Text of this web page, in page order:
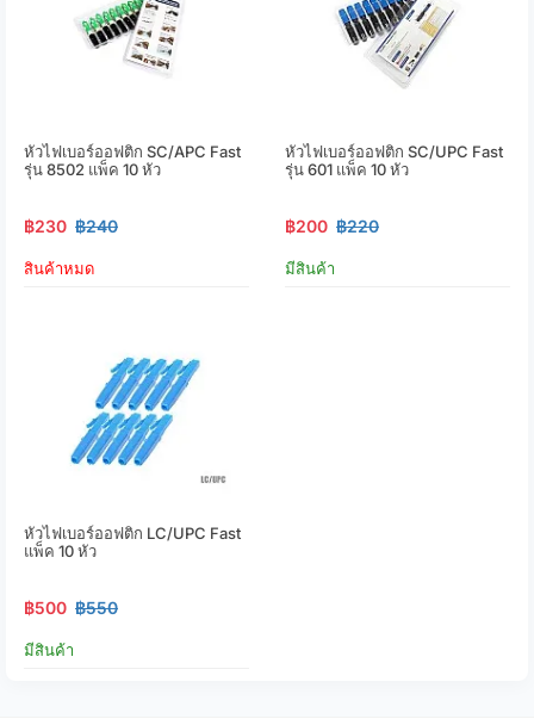
หัวไฟเบอร์ออฟติก SC/APC Fast
รุ่น 8502 แพ็ค 10 หัว
฿230 ฿240
สินค้าหมด
หัวไฟเบอร์ออฟติก SC/UPC Fast
รุ่น 601 แพ็ค 10 หัว
฿200 ฿220
มีสินค้า
หัวไฟเบอร์ออฟติก LC/UPC Fast
แพ็ค 10 หัว
฿500 ฿550
มีสินค้า